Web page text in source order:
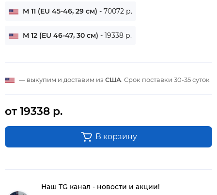
M 11 (EU 45-46, 29 см) - 70072 р.
M 12 (EU 46-47, 30 см) - 19338 р.
— выкупим и доставим из США . Срок поставки 30-35 суток
от 19338 р.
В корзину
Наш TG канал - новости и акции!